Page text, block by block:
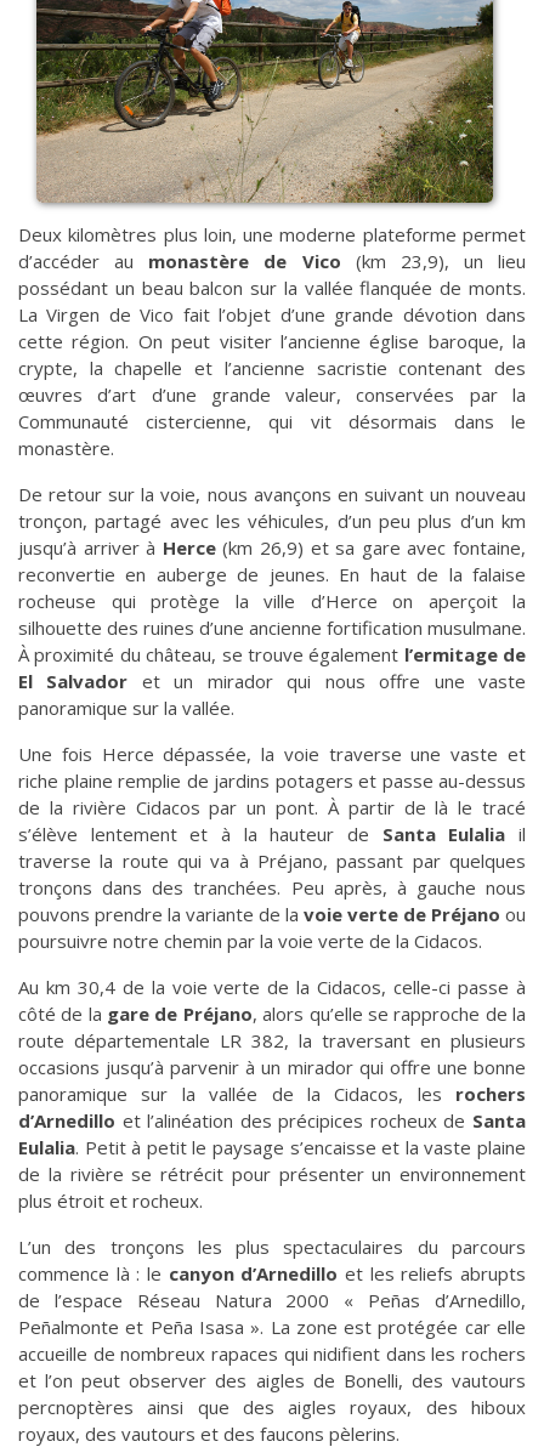
Deux kilomètres plus loin, une moderne plateforme permet
d’accéder au monastère de Vico (km 23,9), un lieu
possédant un beau balcon sur la vallée flanquée de monts.
La Virgen de Vico fait l’objet d’une grande dévotion dans
cette région. On peut visiter l’ancienne église baroque, la
crypte, la chapelle et l’ancienne sacristie contenant des
œuvres d’art d’une grande valeur, conservées par la
Communauté cistercienne, qui vit désormais dans le
monastère.
De retour sur la voie, nous avançons en suivant un nouveau
tronçon, partagé avec les véhicules, d’un peu plus d’un km
jusqu’à arriver à Herce(km 26,9) et sa gare avec fontaine,
reconvertie en auberge de jeunes. En haut de la falaise
rocheuse qui protège la ville d’Herce on aperçoit la
silhouette des ruines d’une ancienne fortification musulmane.
À proximité du château, se trouve également l’ermitage de
El Salvador et un mirador qui nous offre une vaste
panoramique sur la vallée.
Une fois Herce dépassée, la voie traverse une vaste et
riche plaine remplie de jardins potagers et passe au-dessus
de la rivière Cidacos par un pont. À partir de là le tracé
s’élève lentement et à la hauteur de Santa Eulalia il
traverse la route qui va à Préjano, passant par quelques
tronçons dans des tranchées. Peu après, à gauche nous
pouvons prendre la variante de la voie verte de Préjano ou
poursuivre notre chemin par la voie verte de la Cidacos.
Au km 30,4 de la voie verte de la Cidacos, celle-ci passe à
côté de la gare de Préjano, alors qu’elle se rapproche de la
route départementale LR 382, la traversant en plusieurs
occasions jusqu’à parvenir à un mirador qui offre une bonne
panoramique sur la vallée de la Cidacos, les rochers
d’Arnedillo et l’alinéation des précipices rocheux de Santa
Eulalia. Petit à petit le paysage s’encaisse et la vaste plaine
de la rivière se rétrécit pour présenter un environnement
plus étroit et rocheux.
L’un des tronçons les plus spectaculaires du parcours
commence là : le canyon d’Arnedilloet les reliefs abrupts
de l’espace Réseau Natura 2000 « Peñas d’Arnedillo,
Peñalmonte et Peña Isasa ». La zone est protégée car elle
accueille de nombreux rapaces qui nidifient dans les rochers
et l’on peut observer des aigles de Bonelli, des vautours
percnoptères ainsi que des aigles royaux, des hiboux
royaux, des vautours et des faucons pèlerins.